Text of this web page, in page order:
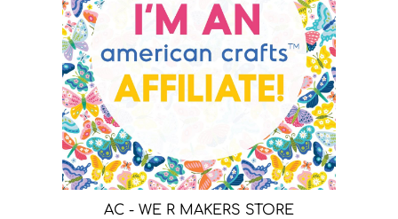
AC - WE R MAKERS STORE